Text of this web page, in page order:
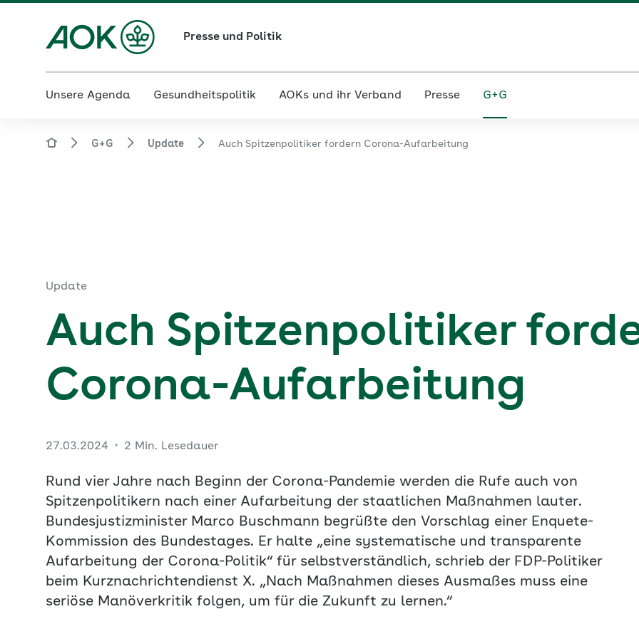
Presse und Politik
Unsere Agenda Gesundheitspolitik AOKs und ihr Verband Presse G+G
G+G Update Auch Spitzenpolitiker fordern Corona-Aufarbeitung
Update
Auch Spitzenpolitiker
Corona-Aufarbeitung
27.03.2024 2 Min. Lesedauer
Rund vier Jahre nach Beginn der Corona-Pandemie werden die Rufe auch von
Spitzenpolitikern nach einer Aufarbeitung der staatlichen Maßnahmen lauter.
Bundesjustizminister Marco Buschmann begrüßte den Vorschlag einer Enquete-
Kommission des Bundestages. Er halte „eine systematische und transparente
Aufarbeitung der Corona-Politik“ für selbstverständlich, schrieb der FDP-Politiker
beim Kurznachrichtendienst X. „Nach Maßnahmen dieses Ausmaßes muss eine
seriöse Manöverkritik folgen, um für die Zukunft zu lernen.“